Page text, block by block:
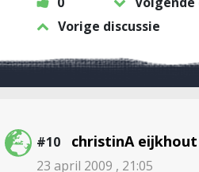
Vorige discussie
#10 christinA eijkhout
23 april 2009 , 21:05